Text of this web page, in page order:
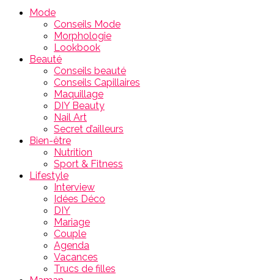
Mode
Conseils Mode
Morphologie
Lookbook
Beauté
Conseils beauté
Conseils Capillaires
Maquillage
DIY Beauty
Nail Art
Secret d’ailleurs
Bien-être
Nutrition
Sport & Fitness
Lifestyle
Interview
Idées Déco
DIY
Mariage
Couple
Agenda
Vacances
Trucs de filles